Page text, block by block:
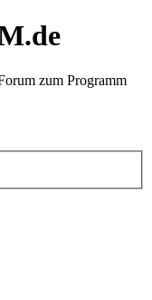
zum Programm